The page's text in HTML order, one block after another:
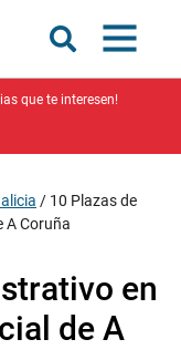
que te interesen!
/ 10 Plazas de
A Coruña
en
de A